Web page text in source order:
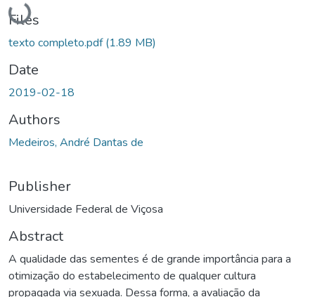
Loading...
Files
texto completo.pdf(1.89 MB)
Date
2019-02-18
Authors
Medeiros, André Dantas de
Publisher
Universidade Federal de Viçosa
Abstract
A qualidade das sementes é de grande importância para a
otimização do estabelecimento de qualquer cultura
propagada via sexuada. Dessa forma, a avaliação da